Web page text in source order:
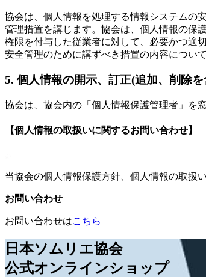
協会は、個人情報を処理する情報システムの
管理措置を講じます。協会は、個人情報の保
権限を付与した従業者に対して、必要かつ適
安全管理のために講ずべき措置の内容につい
5. 個人情報の開示、訂正(追加、削除
協会は、協会内の「個人情報保護管理者」を
【個人情報の取扱いに関するお問い合わせ】
当協会の個人情報保護方針、個人情報の取扱
お問い合わせ
お問い合わせはこちら
日本ソムリエ協会
公式オンラインショップ